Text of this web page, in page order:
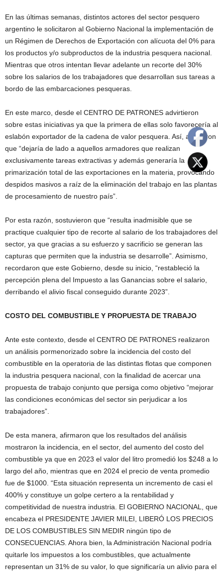
En las últimas semanas, distintos actores del sector pesquero
argentino le solicitaron al Gobierno Nacional la implementación de
un Régimen de Derechos de Exportación con alícuota del 0% para
los productos y/o subproductos de la industria pesquera nacional.
Mientras que otros intentan llevar adelante un recorte del 30%
sobre los salarios de los trabajadores que desarrollan sus tareas a
bordo de las embarcaciones pesqueras.
En este marco, desde el CENTRO DE PATRONES advirtieron
sobre estas iniciativas ya que la primera de ellas solo favorecería al
eslabón exportador de la cadena de valor pesquera. Así, afirmaron
que “dejaría de lado a aquellos armadores que realizan
exclusivamente tareas extractivas y además generaría la
primarización total de las exportaciones en la materia, provocando
despidos masivos a raíz de la eliminación del trabajo en las plantas
de procesamiento de nuestro país”.
Por esta razón, sostuvieron que “resulta inadmisible que se
practique cualquier tipo de recorte al salario de los trabajadores del
sector, ya que gracias a su esfuerzo y sacrificio se generan las
capturas que permiten que la industria se desarrolle”. Asimismo,
recordaron que este Gobierno, desde su inicio, “restableció la
percepción plena del Impuesto a las Ganancias sobre el salario,
derribando el alivio fiscal conseguido durante 2023”.
COSTO DEL COMBUSTIBLE Y PROPUESTA DE TRABAJO
Ante este contexto, desde el CENTRO DE PATRONES realizaron
un análisis pormenorizado sobre la incidencia del costo del
combustible en la operatoria de las distintas flotas que componen
la industria pesquera nacional, con la finalidad de acercar una
propuesta de trabajo conjunto que persiga como objetivo “mejorar
las condiciones económicas del sector sin perjudicar a los
trabajadores”.
De esta manera, afirmaron que los resultados del análisis
mostraron la incidencia, en el sector, del aumento del costo del
combustible ya que en 2023 el valor del litro promedió los $248 a lo
largo del año, mientras que en 2024 el precio de venta promedio
fue de $1000. “Esta situación representa un incremento de casi el
400% y constituye un golpe certero a la rentabilidad y
competitividad de nuestra industria. El GOBIERNO NACIONAL, que
encabeza el PRESIDENTE JAVIER MILEI, LIBERÓ LOS PRECIOS
DE LOS COMBUSTIBLES SIN MEDIR ningún tipo de
CONSECUENCIAS. Ahora bien, la Administración Nacional podría
quitarle los impuestos a los combustibles, que actualmente
representan un 31% de su valor, lo que significaría un alivio para el